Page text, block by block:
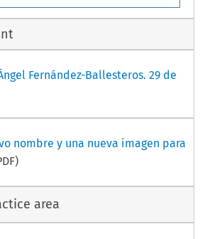
Fernández-Ballesteros. 29 de
nombre y una nueva imagen para
area